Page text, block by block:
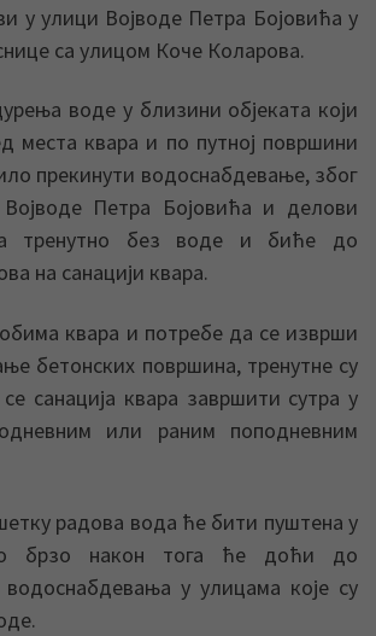
у улици Војводе Петра Бојовића у
са улицом Коче Коларова.
воде у близини објеката који
места квара и по путној површини
прекинути водоснабдевање, због
Петра Бојовића и делови
тренутно без воде и биће до
на санацији квара.
квара и потребе да се изврши
бетонских површина, тренутне су
санација квара завршити сутра у
или раним поподневним
радова вода ће бити пуштена у
брзо након тога ће доћи до
водоснабдевања у улицама које су